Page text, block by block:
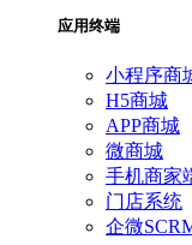
应用终端
小程序商
H5商城
APP商城
微商城
手机商家
门店系统
企微